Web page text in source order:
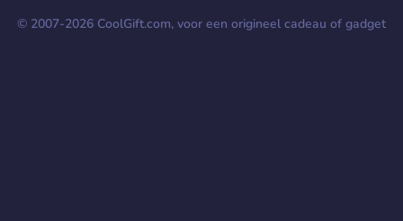
© 2007-2026 CoolGift.com, voor een origineel cadeau of gadget